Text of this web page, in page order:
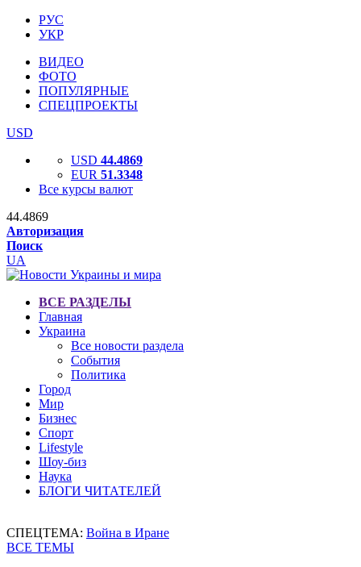
РУС
УКР
ВИДЕО
ФОТО
ПОПУЛЯРНЫЕ
СПЕЦПРОЕКТЫ
USD
USD 44.4869
EUR 51.3348
Все курсы валют
44.4869
Авторизация
Поиск
UA
ВСЕ РАЗДЕЛЫ
Главная
Украина
Все новости раздела
События
Политика
Город
Мир
Бизнес
Спорт
Lifestyle
Шоу-биз
Наука
БЛОГИ ЧИТАТЕЛЕЙ
СПЕЦТЕМА: Война в Иране
ВСЕ ТЕМЫ